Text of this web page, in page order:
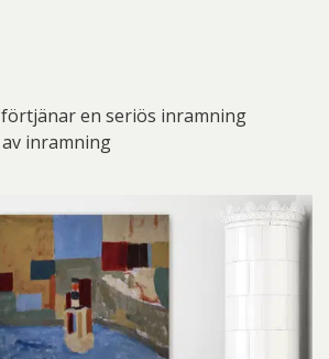
en seriös inramning
inramning